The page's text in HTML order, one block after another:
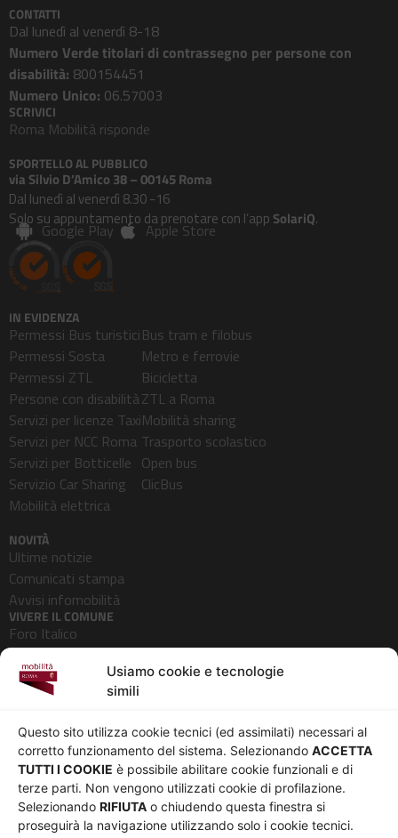
Usiamo cookie e tecnologie
simili
Questo sito utilizza cookie tecnici (ed assimilati) necessari al
corretto funzionamento del sistema. Selezionando ACCETTA
TUTTI I COOKIE è possibile abilitare cookie funzionali e di
terze parti. Non vengono utilizzati cookie di profilazione.
Selezionando RIFIUTA o chiudendo questa finestra si
proseguirà la navigazione utilizzando solo i cookie tecnici.
CONTATTI
Dal lunedì al venerdì 8-18
Numero Verde titolari di contrassegno per persone con
disabilità: 800154451
Numero Unico: 06.57003
SCRIVICI
Roma Mobilità risponde
SPORTELLO AL PUBBLICO
via Silvio D’Amico 38 – 00145 Roma
Dal lunedì al venerdì 8.30 -16
Solo su appuntamento da prenotare con l’app SolariQ.
Google Play Apple Store
IN EVIDENZA
Permessi Bus turistici
Permessi Sosta
Permessi ZTL
Persone con disabilità
Servizi per licenze Taxi
Servizi per NCC Roma
Servizi per Botticelle
Servizio Car Sharing
Mobilità elettrica
Bus tram e filobus
Metro e ferrovie
Bicicletta
ZTL a Roma
Mobilità sharing
Trasporto scolastico
Open bus
ClicBus
NOVITÀ
Ultime notizie
Comunicati stampa
Avvisi infomobilità
VIVERE IL COMUNE
Foro Italico
Pedonalizzazioni
Aeroporti
Chi siamo
Governance
Whistleblowing
Co-Marketing
Social media policy
Privacy
Parità di genere
Amministrazione
trasparente
Bandi e gare